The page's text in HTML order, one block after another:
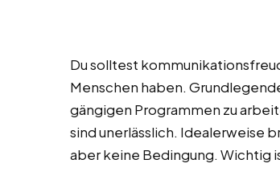
Du solltest
Menschen haben.
gängigen Programmen zu
sind unerlässlich. Idealerweise
aber keine Bedingung. Wichtig